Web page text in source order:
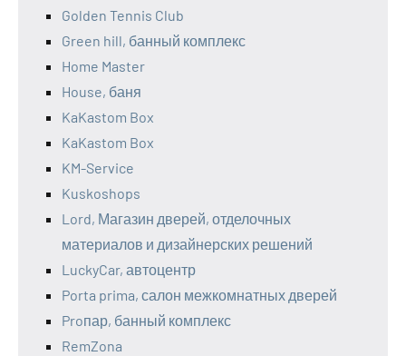
Golden Tennis Club
Green hill, банный комплекс
Home Master
House, баня
KaKastom Box
KaKastom Box
KM-Service
Kuskoshops
Lord, Магазин дверей, отделочных
материалов и дизайнерских решений
LuckyCar, автоцентр
Porta prima, салон межкомнатных дверей
Proпар, банный комплекс
RemZona